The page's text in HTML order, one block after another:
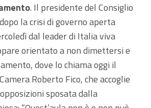
. Il presidente del Consiglio
la crisi di governo aperta
dal leader di Italia viva
orientato a non dimettersi e
dove lo chiama oggi il
Roberto Fico, che accoglie
sposata dalla